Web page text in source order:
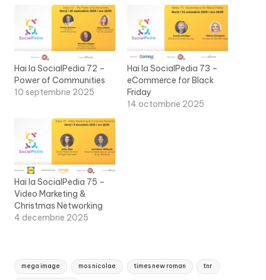
Hai la SocialPedia 72 –
Power of Communities
10 septembrie 2025
Hai la SocialPedia 73 –
eCommerce for Black
Friday
14 octombrie 2025
Hai la SocialPedia 75 –
Video Marketing &
Christmas Networking
4 decembrie 2025
Tags:
mega image mos nicolae times new roman tnr